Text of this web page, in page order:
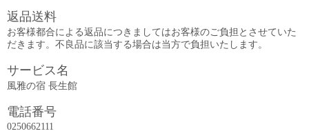
返品送料
お客様都合による返品につきましてはお客様のご負担とさせていた
だきます。不良品に該当する場合は当方で負担いたします。
サービス名
風雅の宿 長生館
電話番号
0250662111